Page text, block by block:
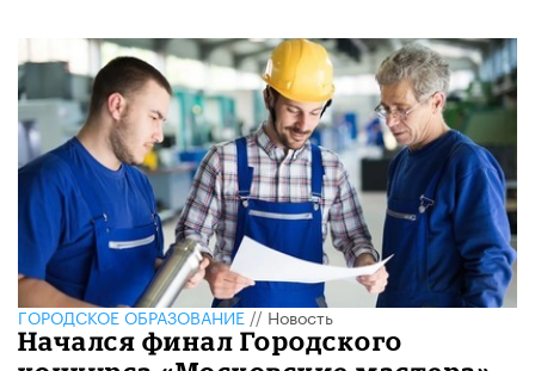
ГОРОДСКОЕ ОБРАЗОВАНИЕ//Новость
Начался финал Городского